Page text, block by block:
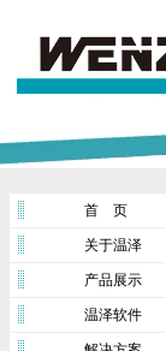
首 页
关于温泽
产品展示
温泽软件